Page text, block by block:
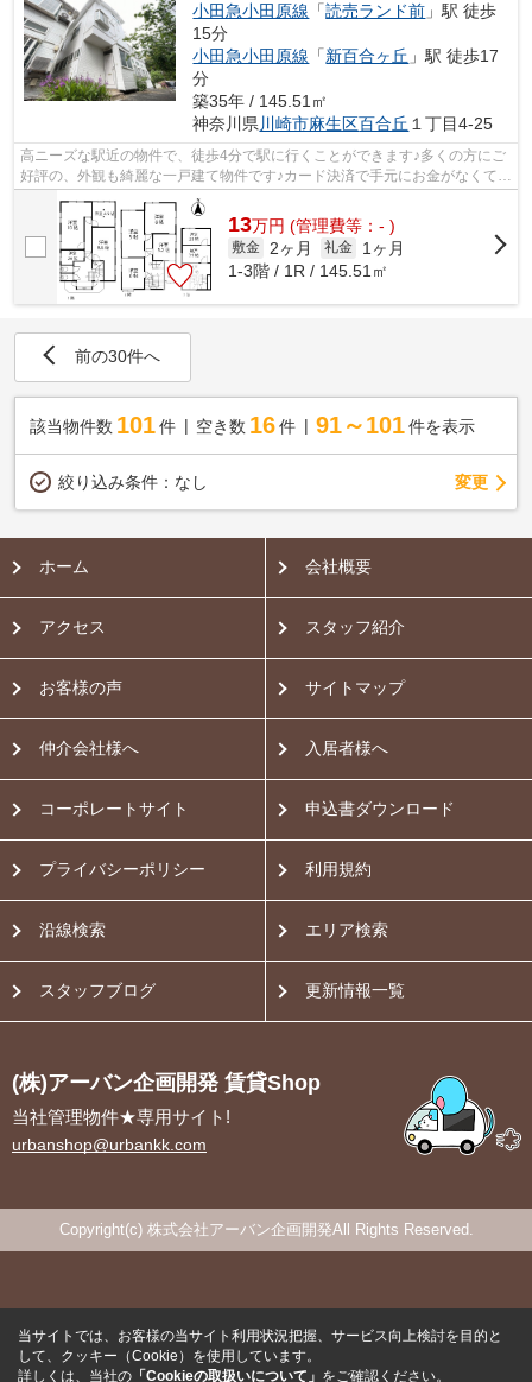
小田急小田原線 「読売ランド前 」駅 徒歩
15分
小田急小田原線 「新百合ヶ丘 」駅 徒歩17
分
築35年 / 145.51㎡
神奈川県 川崎市麻生区百合丘 １丁目4-25
高ニーズな駅近の物件で、徒歩4分で駅に行くことができます♪多くの方にご
好評の、外観も綺麗な一戸建て物件です♪カード決済で手元にお金がなくても
初期費用や家賃支払いができます♪ぜ...
13万円 (管理費等：- )
敷金 2ヶ月 礼金
1ヶ月
1-3階 / 1R / 145.51㎡
前の30件へ
該当物件数 101件 空き数 16 件 91～101 件を表示
絞り込み条件： なし 変更
ホーム 会社概要
アクセス スタッフ紹介
お客様の声 サイトマップ
仲介会社様へ 入居者様へ
コーポレートサイト 申込書ダウンロード
プライバシーポリシー 利用規約
沿線検索 エリア検索
スタッフブログ 更新情報一覧
(株)アーバン企画開発 賃貸Shop
当社管理物件★専用サイト!
urbanshop@urbankk.com
Copyright(c) 株式会社アーバン企画開発All Rights Reserved.
当サイトでは、お客様の当サイト利用状況把握、サービス向上検討を目的と
して、クッキー（Cookie）を使用しています。
詳しくは、当社の 「Cookieの取扱いについて」 をご確認ください。